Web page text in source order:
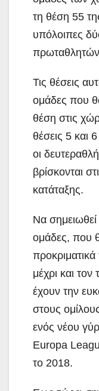
τη θέση 55
υπόλοιπες
Τις θέσεις
ομάδες που
θέση στις
θέσεις 5 και
οι
βρίσκονται
κατάταξης.
Να
ομάδες, που
μέχρι και τον
έχουν την
στους
ενός νέου
Europa
το 2018.